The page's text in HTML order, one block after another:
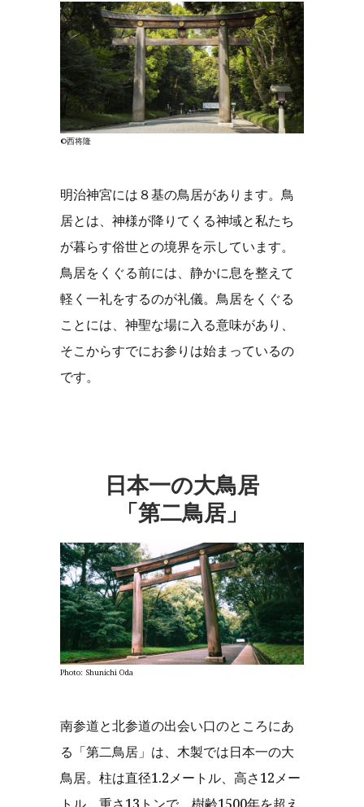
©西将隆
明治神宮には８基の鳥居があります。鳥
居とは、神様が降りてくる神域と私たち
が暮らす俗世との境界を示しています。
鳥居をくぐる前には、静かに息を整えて
軽く一礼をするのが礼儀。鳥居をくぐる
ことには、神聖な場に入る意味があり、
そこからすでにお参りは始まっているの
です。
日本一の大鳥居
「第二鳥居」
Photo: Shunichi Oda
南参道と北参道の出会い口のところにあ
る「第二鳥居」は、木製では日本一の大
鳥居。柱は直径1.2メートル、高さ12メー
トル、重さ13トンで、樹齢1500年を超え